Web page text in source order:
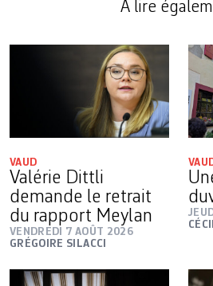
A lire
VAUD
Valérie Dittli
demande le retrait
du rapport Meylan
VENDREDI 7 AOÛT 2026
GRÉGOIRE SILACCI